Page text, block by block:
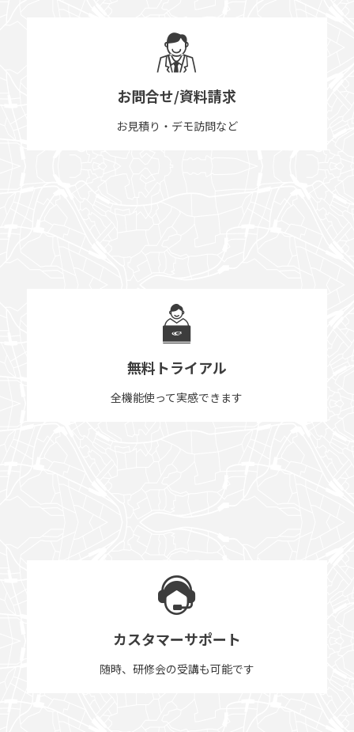
お問合せ/資料請求
お見積り・デモ訪問など
無料トライアル
全機能使って実感できます
カスタマーサポート
随時、研修会の受講も可能です